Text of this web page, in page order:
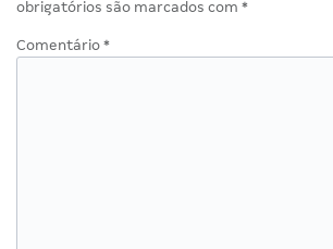
obrigatórios são marcados com *
Comentário *